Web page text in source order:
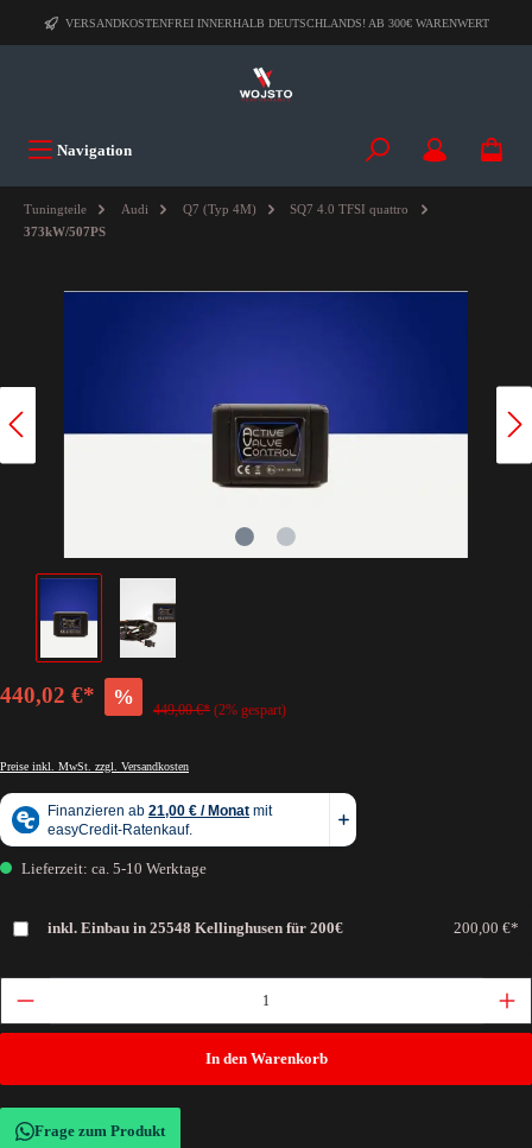
VERSANDKOSTENFREI INNERHALB DEUTSCHLANDS! AB 300€ WARENWERT
Navigation
Tuningteile Audi Q7 (Typ 4M)
SQ7 4.0 TFSI quattro
373kW/507PS
440,02 €* %
449,00 €* (2% gespart)
Preise inkl. MwSt. zzgl. Versandkosten
Lieferzeit: ca. 5-10 Werktage
inkl. Einbau in 25548 Kellinghusen für 200€ 200,00 €*
In den Warenkorb
Frage zum Produkt